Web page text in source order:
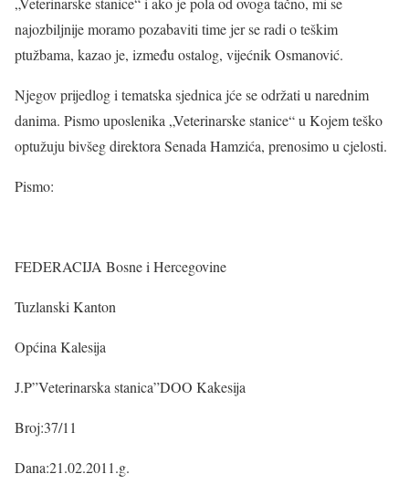
najozbiljnije moramo pozabaviti time jer se radi o teškim
ptužbama, kazao je, između ostalog, vijećnik Osmanović.
Njegov prijedlog i tematska sjednica jće se održati u narednim
danima. Pismo uposlenika „Veterinarske stanice“ u Kojem teško
optužuju bivšeg direktora Senada Hamzića, prenosimo u cjelosti.
Pismo:
FEDERACIJA Bosne i Hercegovine
Tuzlanski Kanton
Općina Kalesija
J.P”Veterinarska stanica”DOO Kakesija
Broj:37/11
Dana:21.02.2011.g.